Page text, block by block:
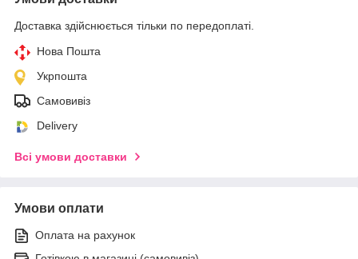
Доставка здійснюється тільки по передоплаті.
Нова Пошта
Укрпошта
Самовивіз
Delivery
Всі умови доставки
Умови оплати
Оплата на рахунок